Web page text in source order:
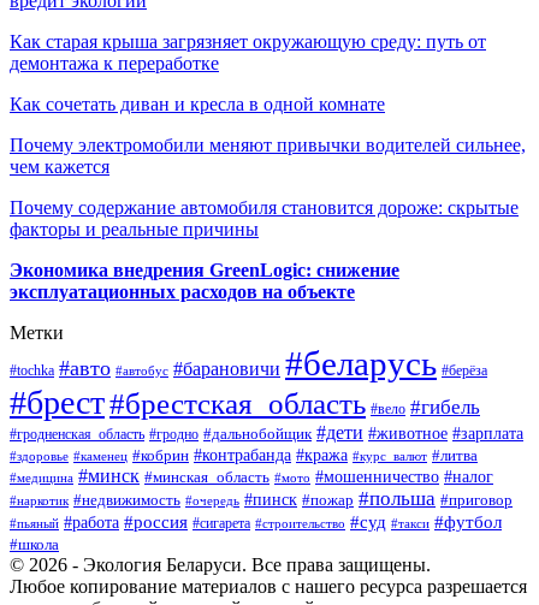
Как старая крыша загрязняет окружающую среду: путь от
демонтажа к переработке
Как сочетать диван и кресла в одной комнате
Почему электромобили меняют привычки водителей сильнее,
чем кажется
Почему содержание автомобиля становится дороже: скрытые
факторы и реальные причины
Экономика внедрения GreenLogic: снижение
эксплуатационных расходов на объекте
Метки
#tochka #авто #автобус #барановичи #беларусь #берёза
#брест#брестская_область #вело #гибель
#гродненская_область #гродно #дальнобойщик #дети #животное #зарплата
#здоровье #каменец #кобрин #контрабанда #кража #курс_валют #литва
#медицина #минск #минская_область #мото #мошенничество #налог
#наркотик #недвижимость #очередь #пинск #пожар #польша #приговор
#пьяный #работа #россия #сигарета #строительство #суд #такси #футбол
#школа
© 2026 - Экология Беларуси. Все права защищены.
Любое копирование материалов с нашего ресурса разрешается